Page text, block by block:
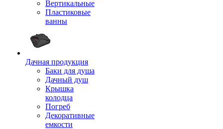
Вертикальные
Пластиковые
ванны
Дачная продукция
Баки для душа
Дачный душ
Крышка
колодца
Погреб
Декоративные
емкости